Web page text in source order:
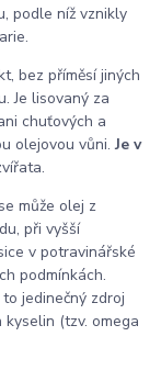
podle níž vznikly
bez příměsí jiných
Je lisovaný za
chuťových a
olejovou vůni.Je v
může olej z
při vyšší
v potravinářské
podmínkách.
jedinečný zdroj
(tzv. omega